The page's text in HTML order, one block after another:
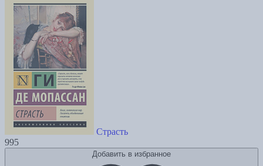
Страсть
995
Добавить в избранное